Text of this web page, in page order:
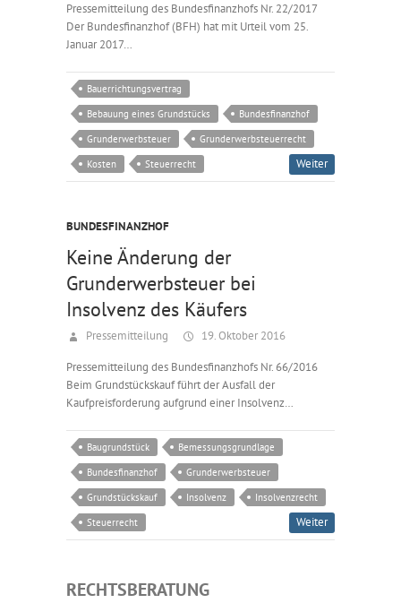
Pressemitteilung des Bundesfinanzhofs Nr. 22/2017
Der Bundesfinanzhof (BFH) hat mit Urteil vom 25.
Januar 2017…
Bauerrichtungsvertrag
Bebauung eines Grundstücks
Bundesfinanzhof
Grunderwerbsteuer
Grunderwerbsteuerrecht
Kosten
Steuerrecht Weiter
BUNDESFINANZHOF
Keine Änderung der
Grunderwerbsteuer bei
Insolvenz des Käufers
Pressemitteilung 19. Oktober 2016
Pressemitteilung des Bundesfinanzhofs Nr. 66/2016
Beim Grundstückskauf führt der Ausfall der
Kaufpreisforderung aufgrund einer Insolvenz…
Baugrundstück
Bemessungsgrundlage
Bundesfinanzhof
Grunderwerbsteuer
Grundstückskauf
Insolvenz
Insolvenzrecht
Steuerrecht
Weiter
RECHTSBERATUNG